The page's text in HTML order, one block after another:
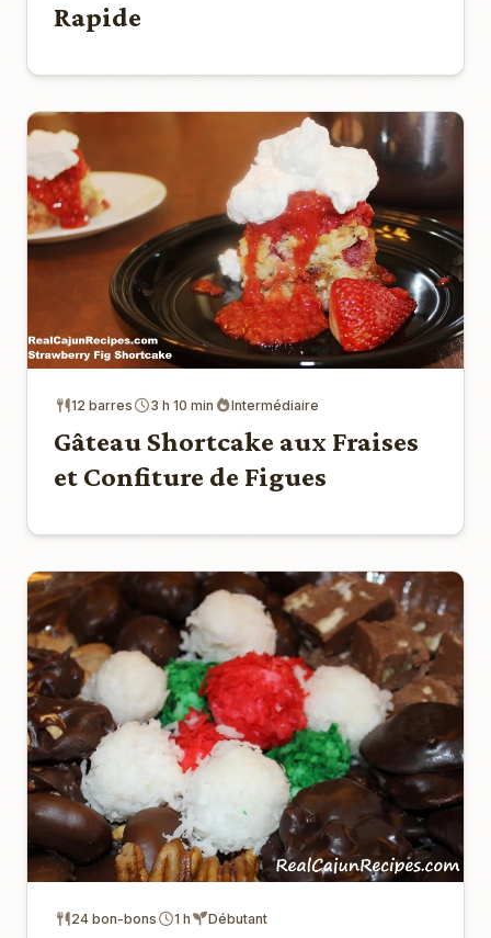
Rapide
12 barres 3 h 10 min Intermédiaire
Gâteau Shortcake aux Fraises
et Confiture de Figues
24 bon-bons 1 h Débutant